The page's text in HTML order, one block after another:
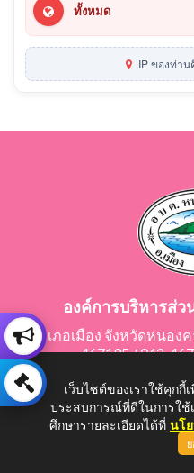
ทั้งหมด
IP ของท่าน
องค์การบริหารส่ว
อำเภอเมือง จังหวัดหนอ
467195 / 042-
E-Mail:
เว็บไซต์ของเราใช้คุก
ประสบการณ์ที่ดีในการใ
ศึกษารายละเอียดได้ที่ นโ